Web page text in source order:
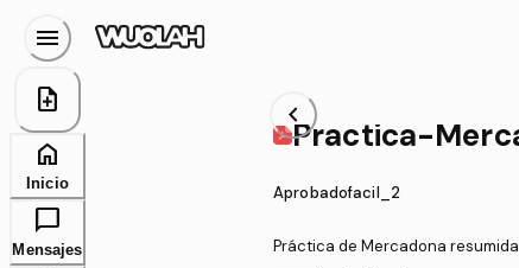
chevron_left
Practica-
Aprobadofacil_2
Práctica de Mercadona
menu
note_add
home
Inicio
chat_bubble
Mensajes